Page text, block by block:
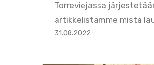
Torreviejassa
artikkelistamme mistä
31.08.2022